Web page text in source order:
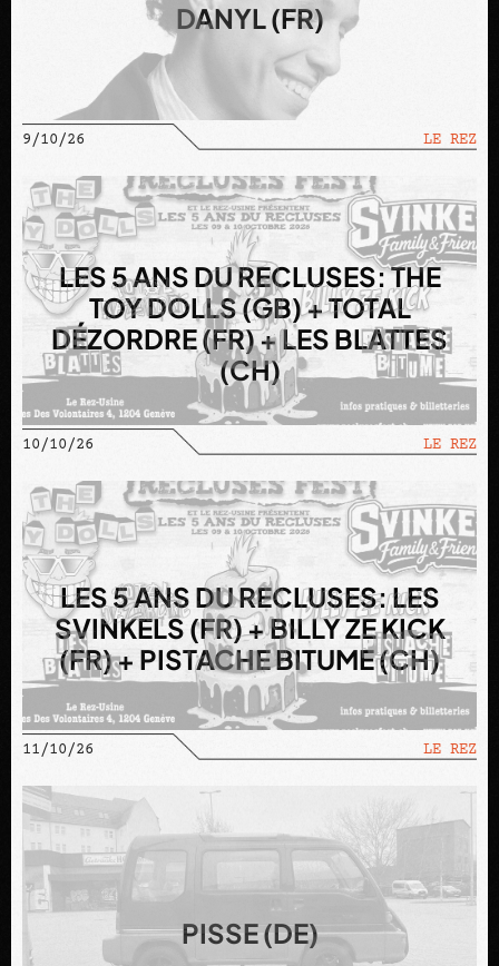
DANYL (FR)
9/10/26 LE REZ
LES 5 ANS DU RECLUSES: THE
TOY DOLLS (GB) + TOTAL
DÉZORDRE (FR) + LES BLATTES
(CH)
10/10/26 LE REZ
LES 5 ANS DU RECLUSES: LES
SVINKELS (FR) + BILLY ZE KICK
(FR) + PISTACHE BITUME (CH)
11/10/26 LE REZ
PISSE (DE)